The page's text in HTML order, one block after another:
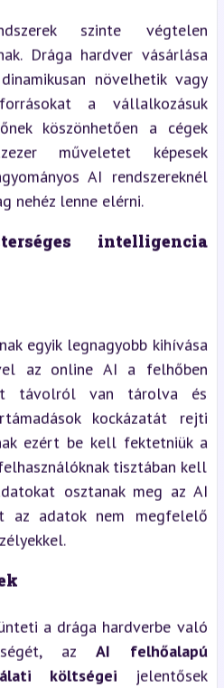
szinte végtelen
Drága hardver vásárlása
növelhetik vagy
a vállalkozásuk
köszönhetően a cégek
műveletet képesek
AI rendszereknél
nehéz lenne elérni.
intelligencia
egyik legnagyobb kihívása
az online AI a felhőben
távolról van tárolva és
kockázatát rejti
ezért be kell fektetniük a
tisztában kell
osztanak meg az AI
az adatok nem megfelelő
a drága hardverbe való
az AI felhőalapú
költségei jelentősek